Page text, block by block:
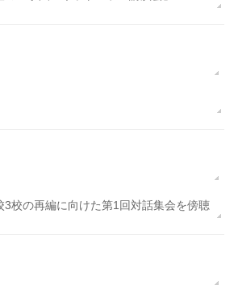
3校の再編に向けた第1回対話集会を傍聴